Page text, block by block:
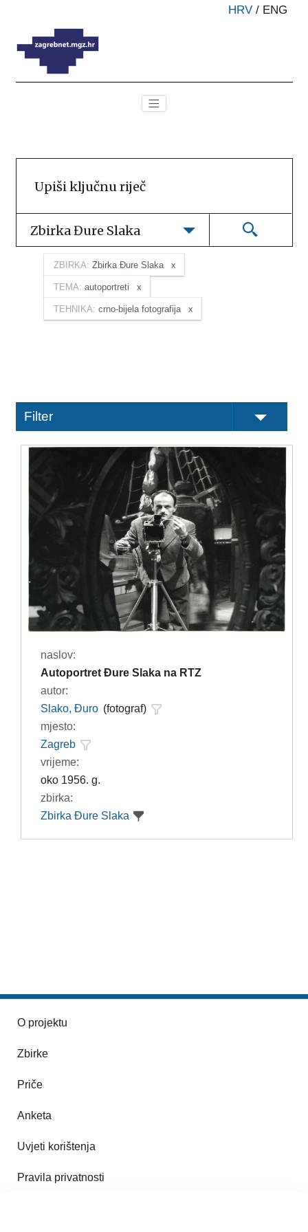
HRV / ENG
Zbirka Đure Slaka
ZBIRKA: Zbirka Đure Slaka
TEMA: autoportreti
TEHNIKA: crno-bijela fotografija
Filter
naslov:
Autoportret Đure Slaka na RTZ
autor:
Slako, Đuro (fotograf)
mjesto:
Zagreb
vrijeme:
oko 1956. g.
zbirka:
Zbirka Đure Slaka
O projektu
Zbirke
Priče
Anketa
Uvjeti korištenja
Pravila privatnosti